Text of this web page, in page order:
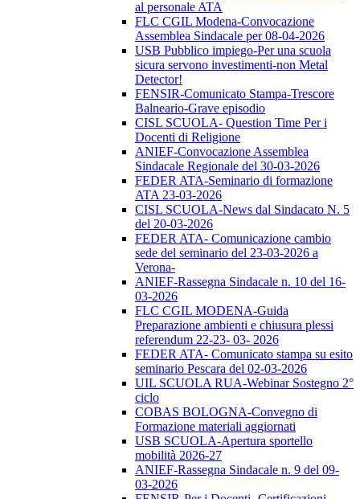
al personale ATA
FLC CGIL Modena-Convocazione
Assemblea Sindacale per 08-04-2026
USB Pubblico impiego-Per una scuola
sicura servono investimenti-non Metal
Detector!
FENSIR-Comunicato Stampa-Trescore
Balneario-Grave episodio
CISL SCUOLA- Question Time Per i
Docenti di Religione
ANIEF-Convocazione Assemblea
Sindacale Regionale del 30-03-2026
FEDER ATA-Seminario di formazione
ATA 23-03-2026
CISL SCUOLA-News dal Sindacato N. 5
del 20-03-2026
FEDER ATA- Comunicazione cambio
sede del seminario del 23-03-2026 a
Verona-
ANIEF-Rassegna Sindacale n. 10 del 16-
03-2026
FLC CGIL MODENA-Guida
Preparazione ambienti e chiusura plessi
referendum 22-23- 03- 2026
FEDER ATA- Comunicato stampa su esito
seminario Pescara del 02-03-2026
UIL SCUOLA RUA-Webinar Sostegno 2°
ciclo
COBAS BOLOGNA-Convegno di
Formazione materiali aggiornati
USB SCUOLA-Apertura sportello
mobilità 2026-27
ANIEF-Rassegna Sindacale n. 9 del 09-
03-2026